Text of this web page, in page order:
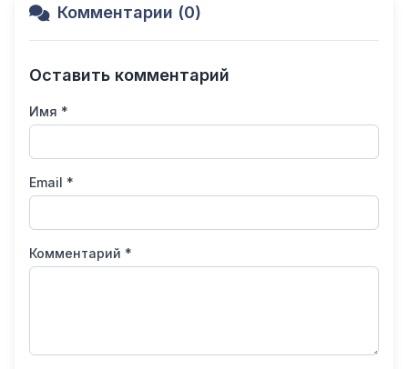
Комментарии (0)
Оставить комментарий
Имя *
Email *
Комментарий *